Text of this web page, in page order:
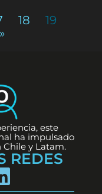
18
19
este
ha impulsado
Chile y Latam.
REDES